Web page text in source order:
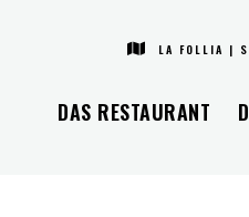
LA FOLLIA |
DAS RESTAURANT